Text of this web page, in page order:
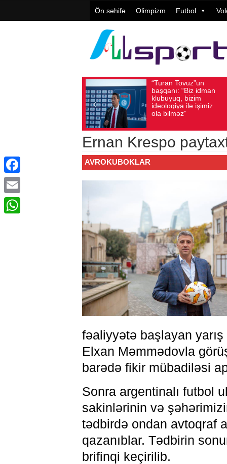
Ön səhifə Olimpizm Futbol
başqanı: “Biz idman
klubuyuq, bizim
ideologiya ilə işimiz
ola bilməz”
Avqust 05, 2026
Ernan Krespo
AVROKUBOKLAR
fəaliyyətə başlayan
Elxan Məmmədovla
barədə fikir mübadiləsi
Sonra argentinalı futbol
sakinlərinin və
tədbirdə ondan avtoqraf
qazanıblar. Tədbirin
brifinqi keçirilib.
Facebook
Email